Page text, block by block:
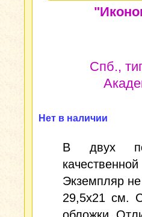
Спб.,
Нет в наличии
В двух
Экземпляр
29,5x21 см.